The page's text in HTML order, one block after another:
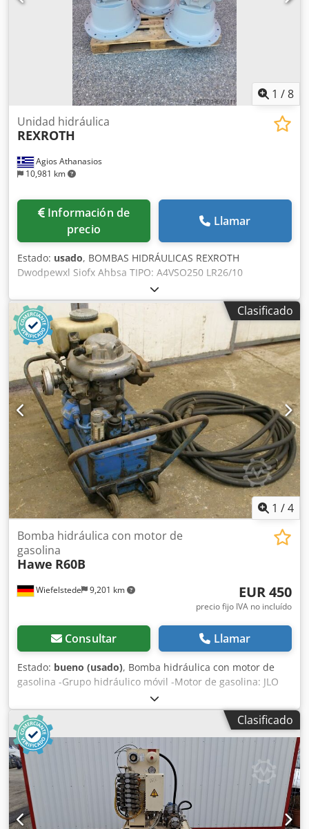
1 /8
Agios Athanasios
10,981 km
Unidad hidráulica
REXROTH
Información de
precio
Llamar
Estado: usado, BOMBAS HIDRÁULICAS REXROTH
Dwodpewxl Siofx Ahbsa TIPO: A4VSO250 LR26/10
FABRICADO EN ALEMANIA CANTIDAD: 3 UNIDADES PRECIO
POR UNIDAD: 2.650 EUROS EX WORKS EN EXCELENTE
ESTADO, LISTAS PARA CARGAR
Clasificado
1 /4
Wiefelstede 9,201 km
Bomba hidráulica con motor de
gasolina
Hawe R60B
EUR 450
precio fijo IVA no incluído
Consultar Llamar
Estado: bueno (usado), Bomba hidráulica con motor de
gasolina -Grupo hidráulico móvil -Motor de gasolina: JLO
L152 -Potencia: 4,4 kW Dwedpfjb A Hpaox Ahbja -Bomba
hidráulica: Hawe R6.0 -Rendimiento: 4,3 l/min a 1450 rpm,
presión de 350 bares
Clasificado